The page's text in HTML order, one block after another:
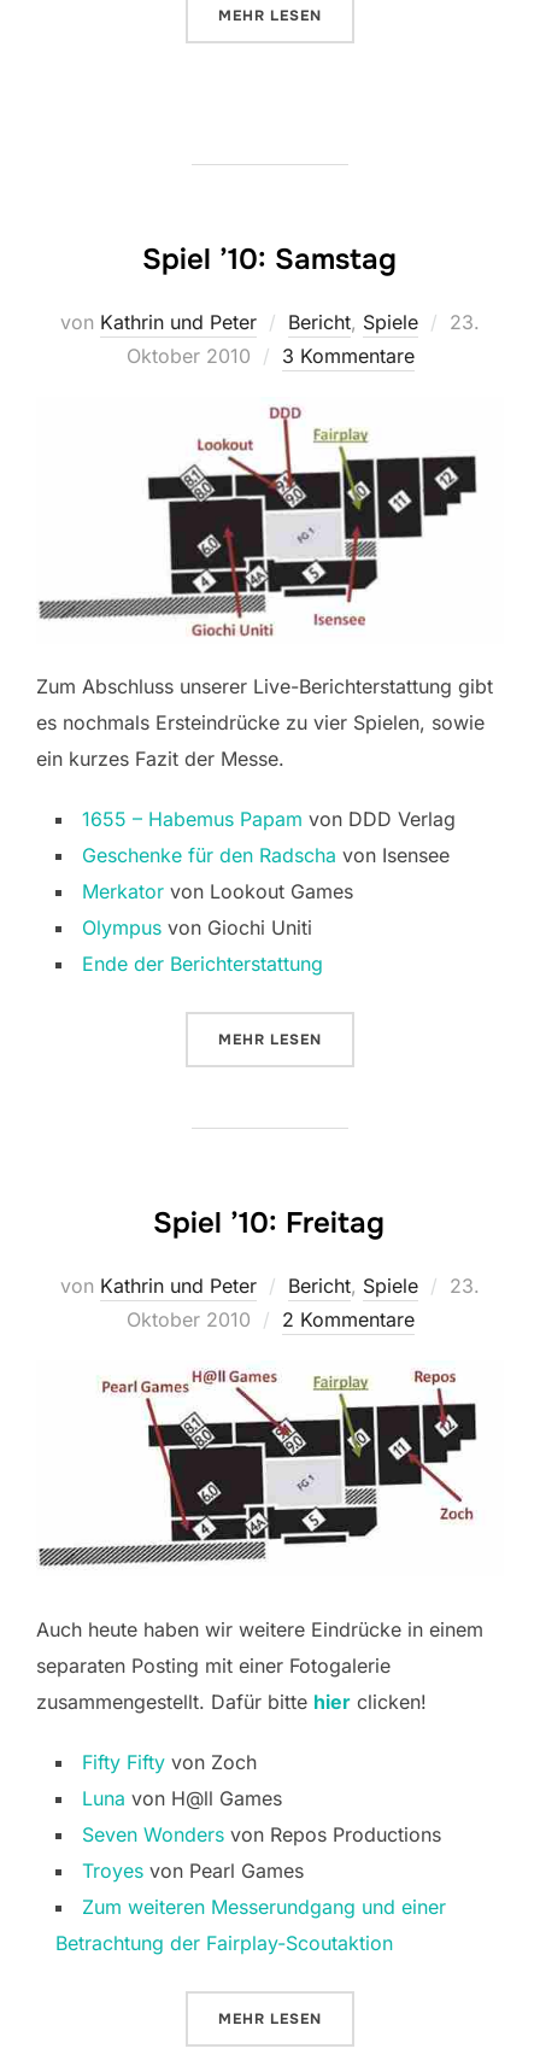
MEHR ÜBER „RACE FOR THE GALAXY
LESEN
Spiel ’10: Samstag
von Kathrin und Peter Bericht, Spiele
23.
Oktober 2010
3 Kommentare
Zum Abschluss unserer Live-Berichterstattung gibt
es nochmals Ersteindrücke zu vier Spielen, sowie
ein kurzes Fazit der Messe.
1655 – Habemus Papam von DDD Verlag
Geschenke für den Radscha von Isensee
Merkator von Lookout Games
Olympus von Giochi Uniti
Ende der Berichterstattung
MEHR ÜBER „SPIEL ’10: SAMSTAG“
LESEN
Spiel ’10: Freitag
von Kathrin und Peter Bericht, Spiele
23.
Oktober 2010
2 Kommentare
Auch heute haben wir weitere Eindrücke in einem
separaten Posting mit einer Fotogalerie
zusammengestellt. Dafür bitte hier clicken!
Fifty Fifty von Zoch
Luna von H@ll Games
Seven Wonders von Repos Productions
Troyes von Pearl Games
Zum weiteren Messerundgang und einer
Betrachtung der Fairplay-Scoutaktion
MEHR ÜBER „SPIEL ’10: FREITAG“
LESEN